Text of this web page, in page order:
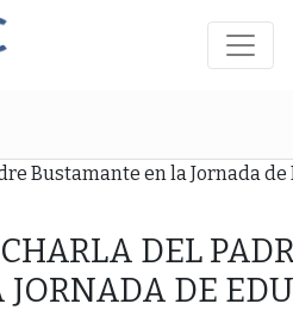
DEL
JORNADA DE